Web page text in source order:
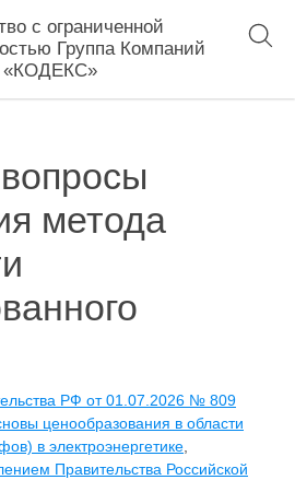
с ограниченной
Группа Компаний
«КОДЕКС»
метода
РФ от 01.07.2026 № 809
ценообразования в области
в электроэнергетике
Правительства Российской